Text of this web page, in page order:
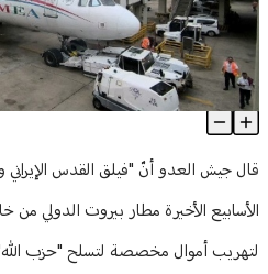
ثقافة ومجتمع
منوعات
بشأن مطارِ بيروت.. هذا ما قاله أدرعي
Article Content
قال جيش العدو أنّ "فيلق القدس
الأسابيع الأخيرة مطار بيروت الدولي
لتهريب أموال مخصصة لتسلح "حزب